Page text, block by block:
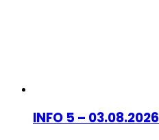
INFO 5 – 03.08.2026